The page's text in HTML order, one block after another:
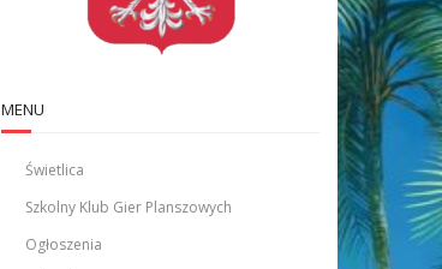
MENU
Świetlica
Szkolny Klub Gier Planszowych
Ogłoszenia